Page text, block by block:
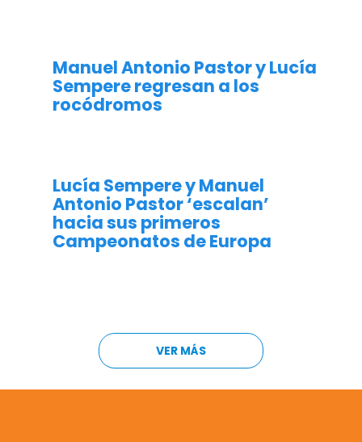
Manuel Antonio Pastor y Lucía
Sempere regresan a los
rocódromos
ESCALADA
Lucía Sempere y Manuel
Antonio Pastor ‘escalan’
hacia sus primeros
Campeonatos de Europa
VER MÁS